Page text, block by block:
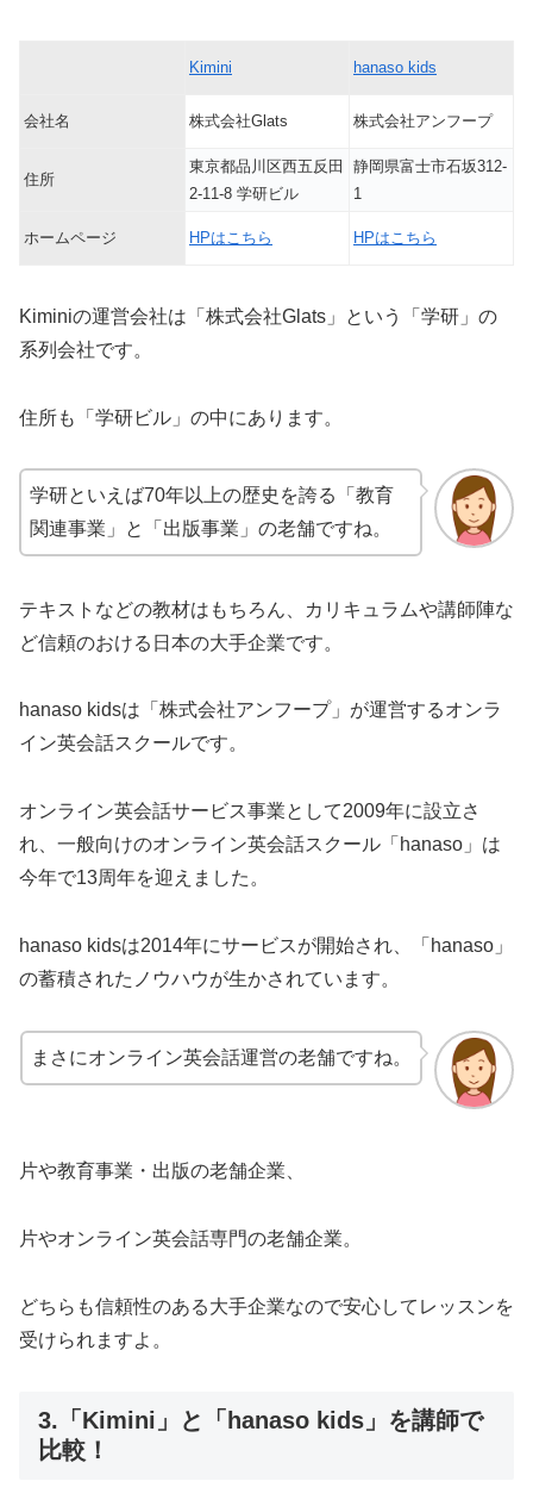
Kimini hanaso kids
会社名 株式会社Glats 株式会社アンフープ
住所
東京都品川区西五反田
2-11-8 学研ビル
静岡県富士市石坂312-
1
ホームページ HPはこちら HPはこちら
Kiminiの運営会社は「株式会社Glats」という「学研」の
系列会社です。
住所も「学研ビル」の中にあります。
学研といえば70年以上の歴史を誇る「教育
関連事業」と「出版事業」の老舗ですね。
テキストなどの教材はもちろん、カリキュラムや講師陣な
ど信頼のおける日本の大手企業です。
hanaso kidsは「株式会社アンフープ」が運営するオンラ
イン英会話スクールです。
オンライン英会話サービス事業として2009年に設立さ
れ、一般向けのオンライン英会話スクール「hanaso」は
今年で13周年を迎えました。
hanaso kidsは2014年にサービスが開始され、「hanaso」
の蓄積されたノウハウが生かされています。
まさにオンライン英会話運営の老舗ですね。
片や教育事業・出版の老舗企業、
片やオンライン英会話専門の老舗企業。
どちらも信頼性のある大手企業なので安心してレッスンを
受けられますよ。
3.「Kimini」と「hanaso kids」を講師で
比較！